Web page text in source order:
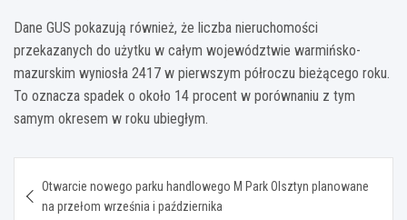
Dane GUS pokazują również, że liczba nieruchomości
przekazanych do użytku w całym województwie warmińsko-
mazurskim wyniosła 2417 w pierwszym półroczu bieżącego roku.
To oznacza spadek o około 14 procent w porównaniu z tym
samym okresem w roku ubiegłym.
wpisu
Otwarcie nowego parku handlowego M Park Olsztyn planowane
na przełom września i października